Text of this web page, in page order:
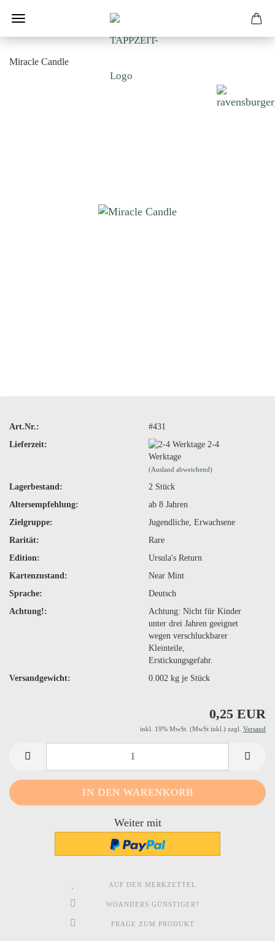
Miracle Candle
Art.Nr.:
#431
Lieferzeit:
2-4
Werktage
(Ausland abweichend)
Lagerbestand: 2 Stück
Altersempfehlung:
ab 8 Jahren
Zielgruppe:
Jugendliche, Erwachsene
Rarität:
Rare
Edition:
Ursula's Return
Kartenzustand:
Near Mint
Sprache:
Deutsch
Achtung!:
Achtung: Nicht für Kinder
unter drei Jahren geeignet
wegen verschluckbarer
Kleinteile,
Erstickungsgefahr.
Versandgewicht:
0.002kg je Stück
0,25 EUR
inkl. 19% MwSt. (MwSt inkl.) zzgl. Versand
Weiter mit
AUF DEN MERKZETTEL
WOANDERS GÜNSTIGER?
FRAGE ZUM PRODUKT